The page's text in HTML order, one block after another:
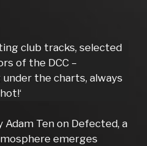
club tracks, selected
of the DCC –
the charts, always
hot!‘
Adam Ten on Defected, a
emerges